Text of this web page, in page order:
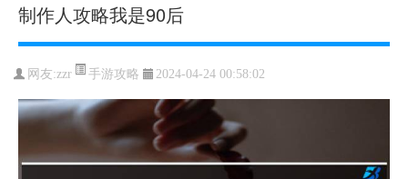
制作人攻略我是90后
网友:zzr 手游攻略 2024-04-24 00:58:02